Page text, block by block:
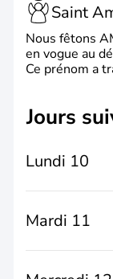
Saint
Nous fêtons
en vogue au
Ce prénom a
jours
Lundi 10
Mardi 11